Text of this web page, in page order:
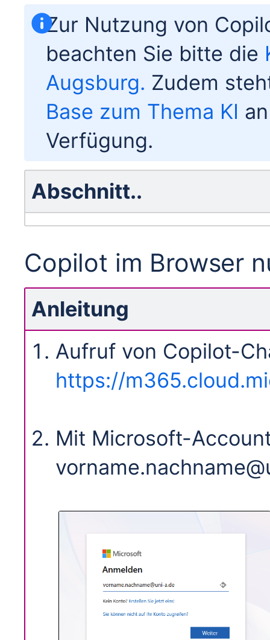
Zur Nutzung von
beachten Sie bitte die
Augsburg. Zudem
Base zum Thema KI
Verfügung.
Abschnitt..
Copilot im Browser
Anleitung
Aufruf von Copilot-
https://
Mit Microsoft-